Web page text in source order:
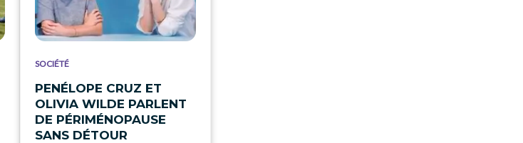
SOCIÉTÉ
PENÉLOPE CRUZ ET
OLIVIA WILDE PARLENT
DE PÉRIMÉNOPAUSE
SANS DÉTOUR